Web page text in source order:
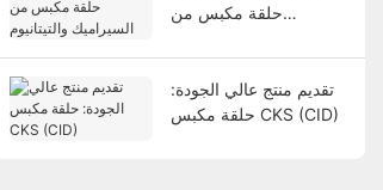
حلقة مكبس من
تقديم منتج عالي الجودة:
حلقة مكبس CKS (CID)